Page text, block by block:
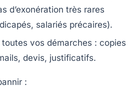
d’exonération très rares
salariés précaires).
vos démarches : copies
devis, justificatifs.
: